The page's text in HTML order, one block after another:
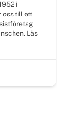
i
oss till ett
Läs